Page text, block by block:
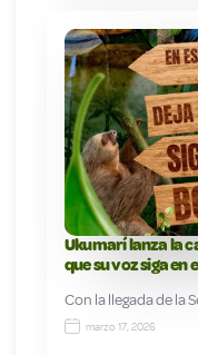
Ukumarí lanza la
que su voz siga en
Con la llegada de la
marzo 17, 2026